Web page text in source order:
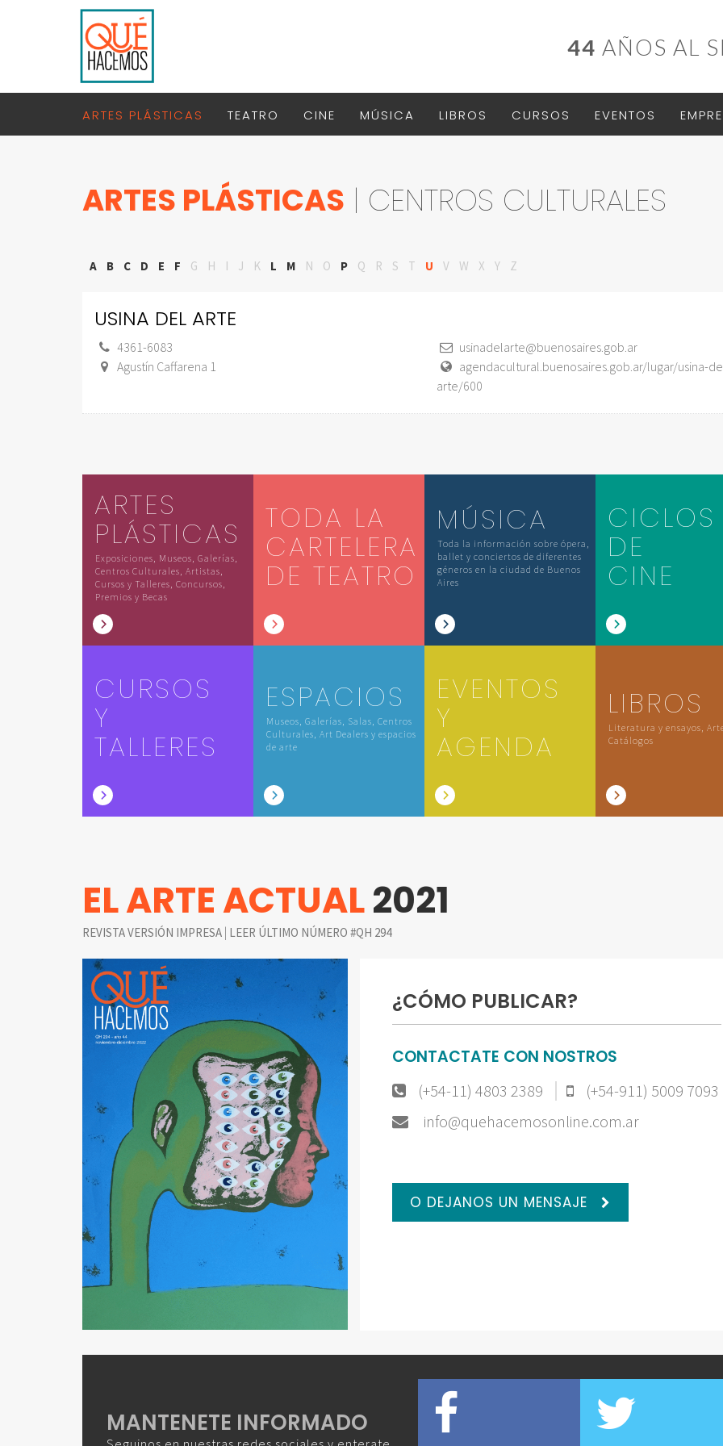
44 AÑOS AL
ARTES PLÁSTICAS TEATRO CINE MÚSICA LIBROS CURSOS EVENTOS
ARTES PLÁSTICAS | CENTROS CULTURALES
A B C D E F G H I J K L M N O P Q R S T U V W X Y Z
USINA DEL ARTE
4361-6083
usinadelarte@buenosaires.gob.ar
Agustín Caffarena 1
agendacultural.buenosaires.gob.ar/lugar/usina-
arte/600
ARTES
PLÁSTICAS
Exposiciones, Museos, Galerías,
Centros Culturales, Artistas,
Cursos y Talleres, Concursos,
Premios y Becas
TODA LA
CARTELERA
DE TEATRO
MÚSICA
Toda la información sobre ópera,
ballet y conciertos de diferentes
géneros en la ciudad de Buenos
Aires
CICLOS
DE
CINE
CURSOS
Y
TALLERES
ESPACIOS
Museos, Galerías, Salas, Centros
Culturales, Art Dealers y espacios
de arte
EVENTOS
Y
AGENDA
LIBROS
Literatura y ensayos,
Catálogos
EL ARTE ACTUAL2021
REVISTA VERSIÓN IMPRESA | LEER ÚLTIMO NÚMERO #QH 294
¿CÓMO PUBLICAR?
CONTACTATE CON NOSTROS
(+54-11) 4803 2389
(+54-911) 5009 7093
info@quehacemosonline.com.ar
O DEJANOS UN MENSAJE
MANTENETE INFORMADO